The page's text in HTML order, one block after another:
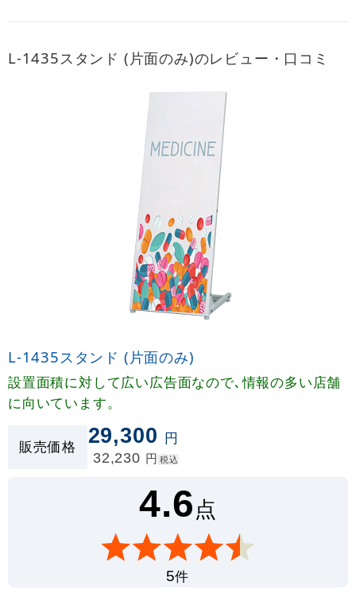
L-1435スタンド (片面のみ)のレビュー・口コミ
L-1435スタンド (片面のみ)
設置面積に対して広い広告面なので､情報の多い店舗
に向いています。
販売価格 29,300 円
32,230 円 税込
4.6点
5件